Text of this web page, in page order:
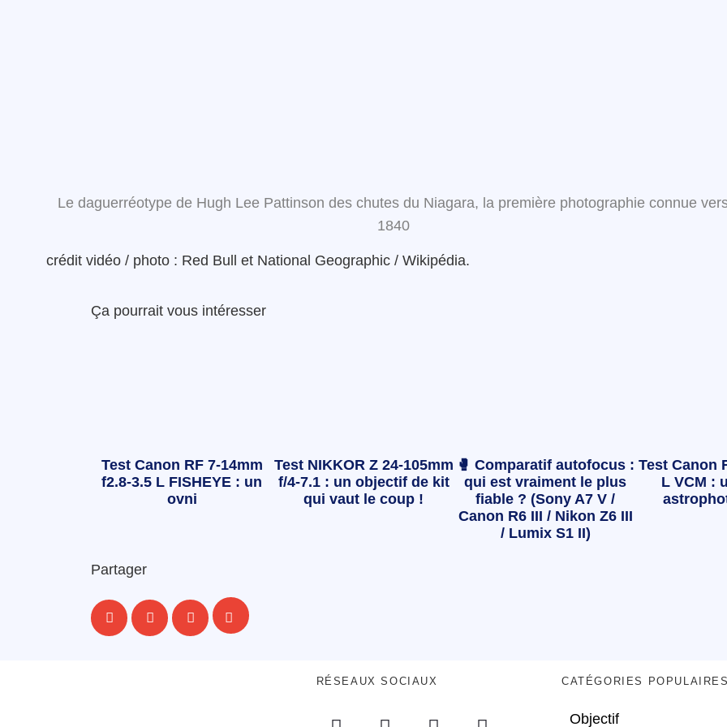
Le daguerréotype de Hugh Lee Pattinson des chutes du Niagara, la première photographie connue
1840
crédit vidéo / photo : Red Bull et National Geographic / Wikipédia.
Ça pourrait vous intéresser
Test Canon RF 7-14mm
f2.8-3.5 L FISHEYE : un
ovni
Test NIKKOR Z 24-105mm
f/4-7.1 : un objectif de kit
qui vaut le coup !
🥊 Comparatif autofocus :
qui est vraiment le plus
fiable ? (Sony A7 V /
Canon R6 III / Nikon Z6 III
/ Lumix S1 II)
Test Canon
L VCM :
Partager
RÉSEAUX SOCIAUX CATÉGORIES
Objectif